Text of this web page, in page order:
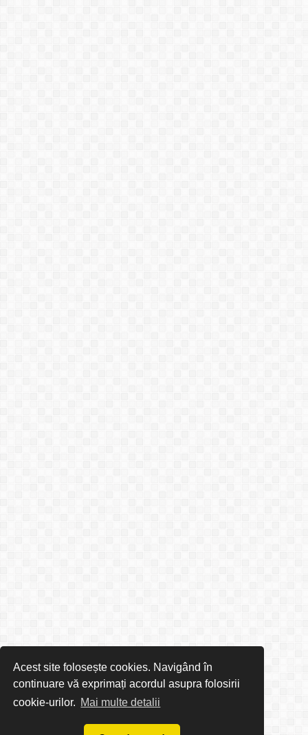
Acest site folosește cookies. Navigând în
continuare vă exprimați acordul asupra folosirii
cookie-urilor. Mai multe detalii